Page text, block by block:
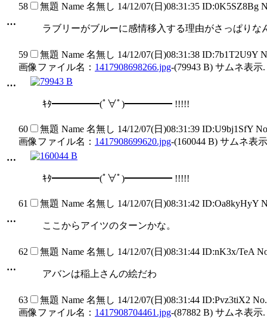
…
58 無題 Name 名無し 14/12/07(日)08:31:35 ID:0K5SZ8Bg
ラブリーがブルーに感情移入する理由がさっぱりな
…
59 無題 Name 名無し 14/12/07(日)08:31:38 ID:7b1T2U9Y
画像ファイル名： 1417908698266.jpg-(79943 B) サムネ表示.
ｷﾀ━━━━━(ﾟ∀ﾟ)━━━━━ !!!!!
…
60 無題 Name 名無し 14/12/07(日)08:31:39 ID:U9bj1SfY
画像ファイル名： 1417908699620.jpg-(160044 B) サムネ表
ｷﾀ━━━━━(ﾟ∀ﾟ)━━━━━ !!!!!
…
61 無題 Name 名無し 14/12/07(日)08:31:42 ID:Oa8kyHyY
ここからアイツのターンかな。
…
62 無題 Name 名無し 14/12/07(日)08:31:44 ID:nK3x/TeA
アバンは稲上さんの絵だわ
63 無題 Name 名無し 14/12/07(日)08:31:44 ID:Pvz3tiX2
画像ファイル名： 1417908704461.jpg-(87882 B) サムネ表示.